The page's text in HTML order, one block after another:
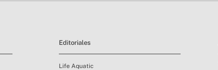
Editoriales
Life Aquatic